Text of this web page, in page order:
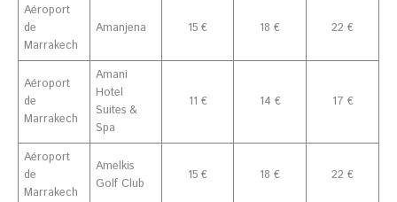
Aéroport
de
Marrakech
Amanjena 15 € 18 € 22 €
Aéroport
de
Marrakech
Amani
Hotel
Suites &
Spa
11 € 14 € 17 €
Aéroport
de
Marrakech
Amelkis
Golf Club
15 € 18 € 22 €